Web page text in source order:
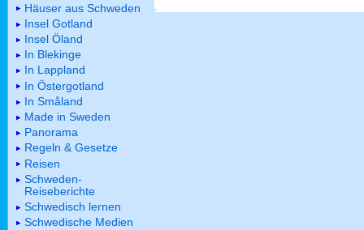
Häuser aus Schweden
Insel Gotland
Insel Öland
In Blekinge
In Lappland
In Östergotland
In Småland
Made in Sweden
Panorama
Regeln & Gesetze
Reisen
Schweden-
Reiseberichte
Schwedisch lernen
Schwedische Medien